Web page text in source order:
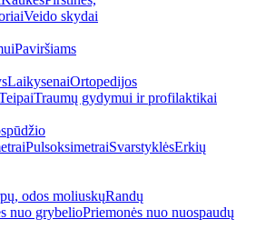
Veido skydai
Paviršiams
LaikysenaiOrtopedijos
Traumų gydymui ir profilaktikai
PulsoksimetraiSvarstyklėsErkių
odos moliuskųRandų
nuo grybelioPriemonės nuo nuospaudų